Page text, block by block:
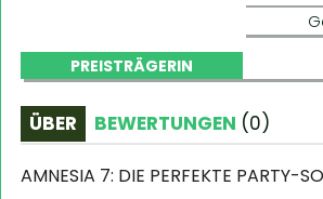
PREISTRÄGERIN
ÜBER BEWERTUNGEN (0)
AMNESIA 7: DIE PERFEKTE PARTY-